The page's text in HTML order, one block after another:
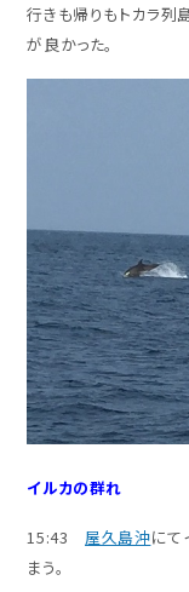
行きも帰りもトカラ列
が良かった。
イルカの群れ
15:43 屋久島沖にて
まう。